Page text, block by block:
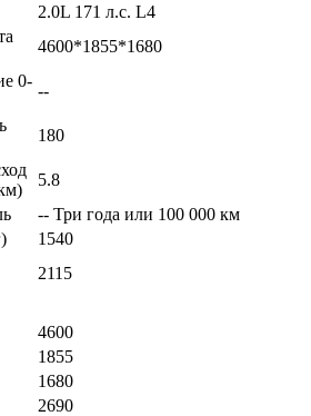
2.0L 171 л.с. L4
4600*1855*1680
0-
--
180
5.8
-- Три года или 100 000 км
1540
2115
4600
1855
1680
2690